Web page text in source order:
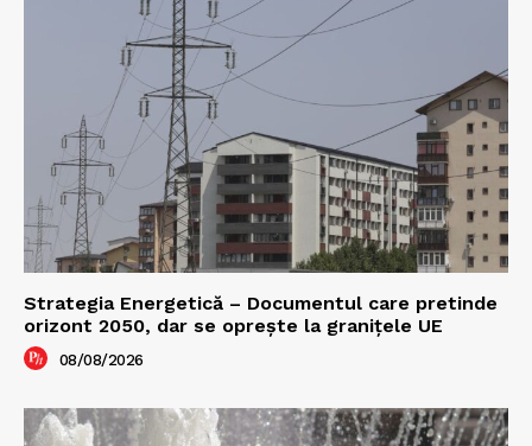
Strategia Energetică – Documentul care pretinde
orizont 2050, dar se oprește la granițele UE
08/08/2026